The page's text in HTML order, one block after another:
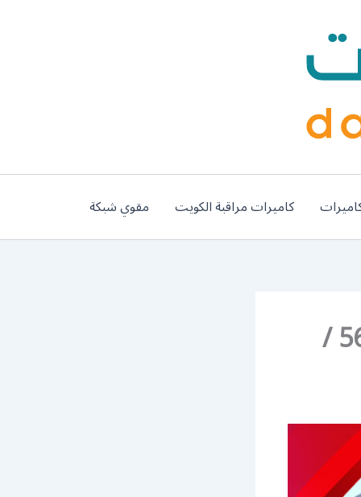
كاميرات مراقبة الكويت مقوي شبكة
رقم حداد غرف كيربي المنصورية / 56585569 /